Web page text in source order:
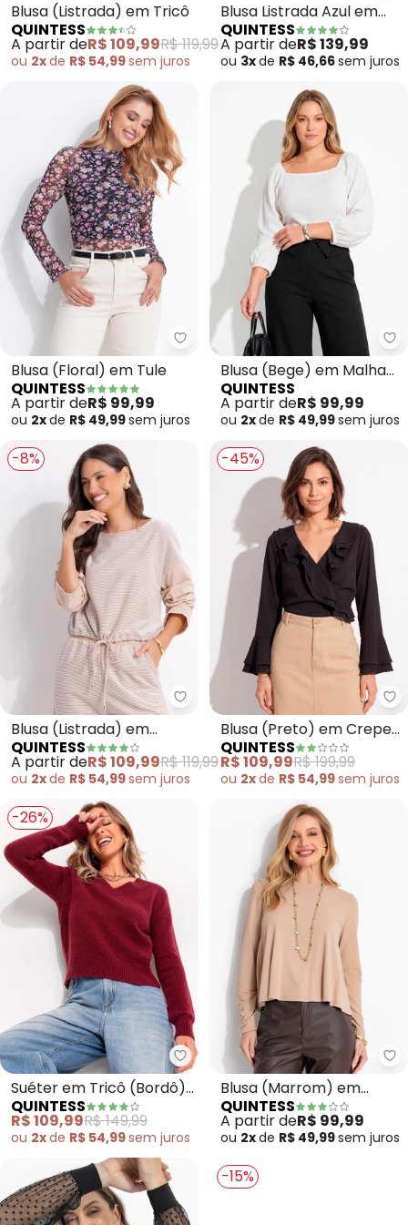
Blusa (Listrada) em Tricô
QUINTESS
A partir deR$ 109,99R$ 119,99
ou 2xde R$ 54,99sem juros
Blusa Listrada Azul em
Tecido Plano
QUINTESS
A partir deR$ 139,99
ou 3xde R$ 46,66sem juros
Quintess - Blusa (Floral) em
Blusa (Floral) em Tule
QUINTESS
A partir deR$ 99,99
ou 2xde R$ 49,99sem juros
Blusa (Bege) em Malha
Texturizada
QUINTESS
A partir deR$ 99,99
ou 2xde R$ 49,99sem juros
-8%
Quintess - Blusa (Listrada) em
Blusa (Listrada) em
Malha Texturizada
QUINTESS
A partir deR$ 109,99R$ 119,99
ou 2xde R$ 54,99sem juros
-45%
Blusa (Preto) em Crepe
Plano
QUINTESS
R$ 109,99R$ 199,99
ou 2xde R$ 54,99sem juros
-26%
Quintess - Suéter em Tricô
Suéter em Tricô (Bordô)
Decote V
QUINTESS
R$ 109,99R$ 149,99
ou 2xde R$ 54,99sem juros
Blusa (Marrom) em
Malha Zayan
QUINTESS
A partir deR$ 99,99
ou 2xde R$ 49,99sem juros
-15%